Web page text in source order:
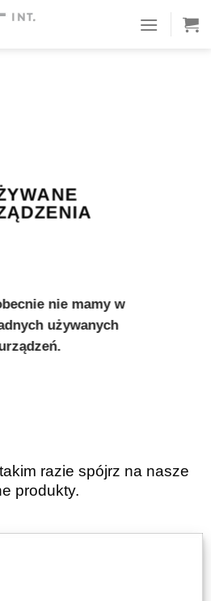
nie mamy w
używanych
razie spójrz na nasze
produkty.